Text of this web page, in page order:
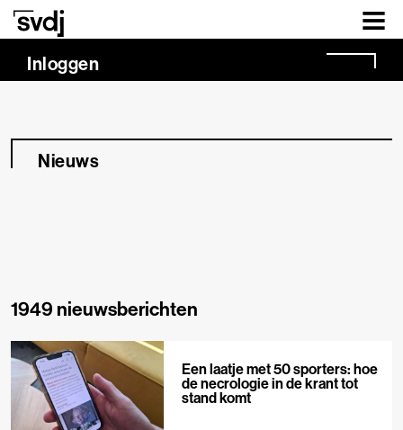
Naar hoofdinhoud
Inloggen
Nieuws
1949 nieuwsberichten
Een laatje met 50 sporters: hoe
de necrologie in de krant tot
stand komt